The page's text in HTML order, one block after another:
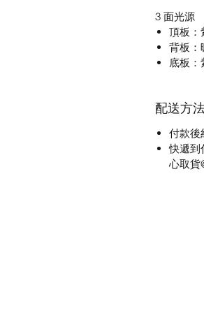
3 面光源
頂板：
背板：
底板：
配送方
付款後
快遞到
心取貨